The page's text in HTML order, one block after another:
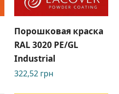
Порошковая краска
RAL 3020 PE/GL
Industrial
322,52 грн